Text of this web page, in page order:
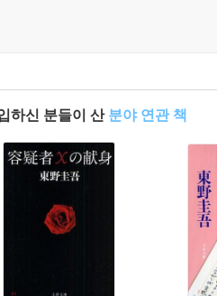
하신 분들이 산 분야 연관 책